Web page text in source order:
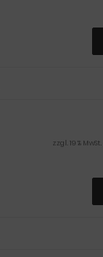
zzgl. 19 %